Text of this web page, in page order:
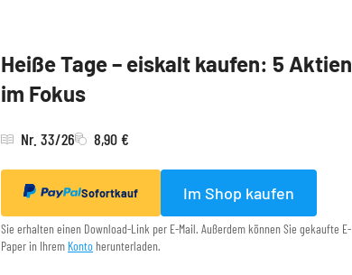
Heiße Tage – eiskalt kaufen: 5 Aktien
im Fokus
Nr. 33/26 8,90 €
Sofortkauf Im Shop kaufen
Sie erhalten einen Download-Link per E-Mail. Außerdem können Sie gekaufte E-
Paper in Ihrem Konto herunterladen.